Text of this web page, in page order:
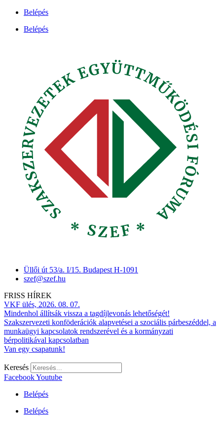
Ugrás
tartalomhoz
Belépés
Belépés
Üllői út 53/a. I/15. Budapest H-1091
szef@szef.hu
FRISS HÍREK
VKF ülés, 2026. 08. 07.
Mindenhol állítsák vissza a tagdíjlevonás lehetőségét!
Szakszervezeti konföderációk alapvetései a szociális párbeszéddel, a
munkaügyi kapcsolatok rendszerével és a kormányzati
bérpolitikával kapcsolatban
Van egy csapatunk!
Keresés
FacebookYoutube
Belépés
Belépés